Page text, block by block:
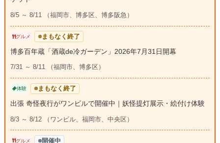
8/5 ～ 8/11 （福岡市、博多区、博多阪急）
グルメ まもなく終了
博多百年蔵「酒蔵de冷ガーデン」2026年7月31日開幕
7/31 ～ 8/11 （福岡市、博多区）
体験 まもなく終了
出張 奇怪夜行がワンビルで開催中｜妖怪提灯展示・絵付け体験
8/3 ～ 8/12 （ワンビル、福岡市、中央区）
グルメ 開催中